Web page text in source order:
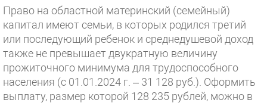
Право на областной материнский (семейный)
капитал имеют семьи, в которых родился третий
или последующий ребенок и среднедушевой доход
также не превышает двукратную величину
прожиточного минимума для трудоспособного
населения (с 01.01.2024 г. – 31 128 руб.). Оформить
выплату, размер которой 128 235 рублей, можно в